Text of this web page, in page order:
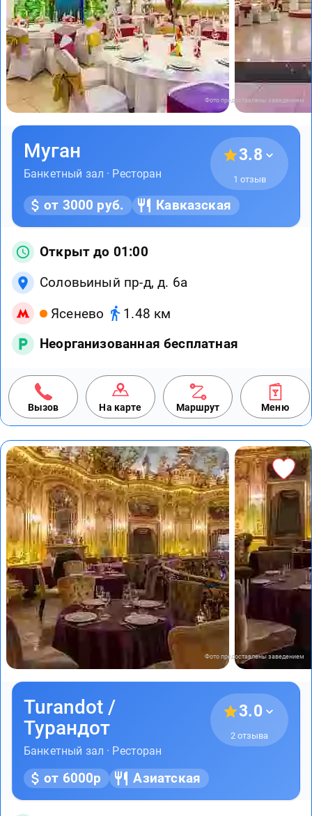
Фото предоставлены заведением
Муган
Банкетный зал · Ресторан
3.8
1 отзыв
от 3000 руб. Кавказская
Открыт до 01:00
Соловьиный пр-д, д. 6а
Ясенево
1.48 км
Неорганизованная бесплатная
Вызов На карте Маршрут Меню
Фото предоставлены заведением
Turandot /
Турандот
Банкетный зал · Ресторан
3.0
2 отзыва
от 6000р Азиатская